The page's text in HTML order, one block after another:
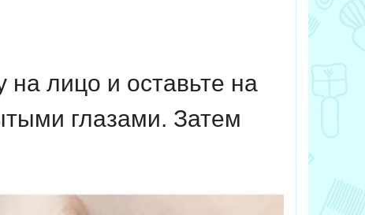
лицо и оставьте на
глазами. Затем